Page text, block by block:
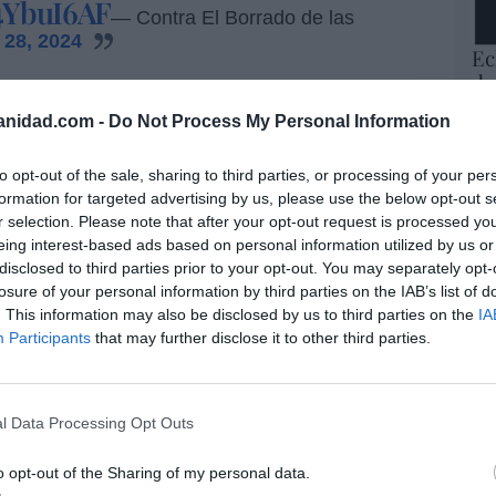
- Do Not Process My Personal Information
opt-out of the sale, sharing to third parties, or processing of your
for targeted advertising by us, please use the below opt-out
selection. Please note that after your opt-out request is processed
interest-based ads based on personal information utilized by us
to third parties prior to your opt-out. You may separately
of your personal information by third parties on the IAB’s list of
This information may also be disclosed by us to third parties on the
Participants that may further disclose it to other third parties.
Data Processing Opt Outs
opt-out of the Sharing of my personal data.
— Contra El Borrado de las
2024
que los hospitales utilicen un
losvarones transreciban tratamiento en las
para garantizar que las mujeres y las niñas
en los hospitales, y las pacientes podrán
realice alguien de su mismo sexo
de utilizar un lenguaje «específico
Una de las medidas más esperadas
a las mujeres de los consejos médicos
como el cáncer de cuello de útero y de
y